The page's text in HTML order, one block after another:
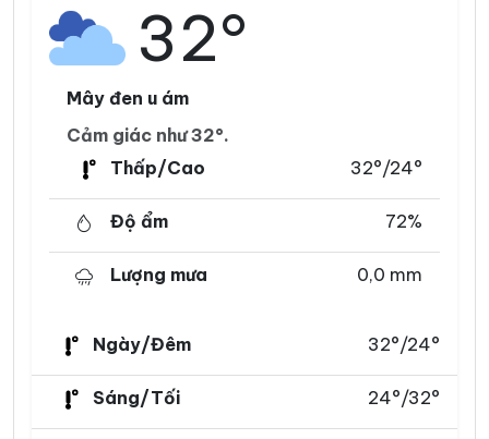
32°
Mây đen u ám
Cảm giác như 32°.
Thấp/Cao
32°/24°
Độ ẩm 72%
Lượng mưa 0,0 mm
Ngày/Đêm 32°/24°
Sáng/Tối 24°/32°